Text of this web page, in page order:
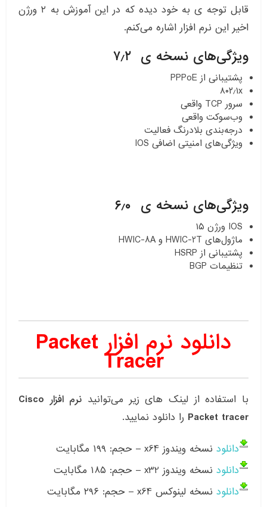
قابل توجه ی به خود دیده که در این آموزش به ۲ ورژن
اخیر این نرم افزار اشاره می‌کنم.
ویژگی‌های نسخه ی ۷٫۲
پشتیبانی از PPPoE
۸۰۲٫۱x
سرور TCP واقعی
وب‌سوکت واقعی
درجه‌بندی بلادرنگ فعالیت
ویژگی‌های امنیتی اضافی IOS
ویژگی‌های نسخه ی ۶٫۰
IOS ورژن ۱۵
ماژول‌های HWIC-2T و HWIC-8A
پشتیبانی از HSRP
تنظیمات BGP
دانلود نرم افزار Packet
Tracer
با استفاده از لینک های زیر می‌توانید
نرم افزار Cisco
Packet tracer را دانلود نمایید.
دانلود نسخه ویندوز x64 – حجم: ۱۹۹ مگابایت
دانلود نسخه ویندوز x32 – حجم: ۱۸۵ مگابایت
دانلود نسخه لینوکس x64 – حجم: ۲۹۶ مگابایت